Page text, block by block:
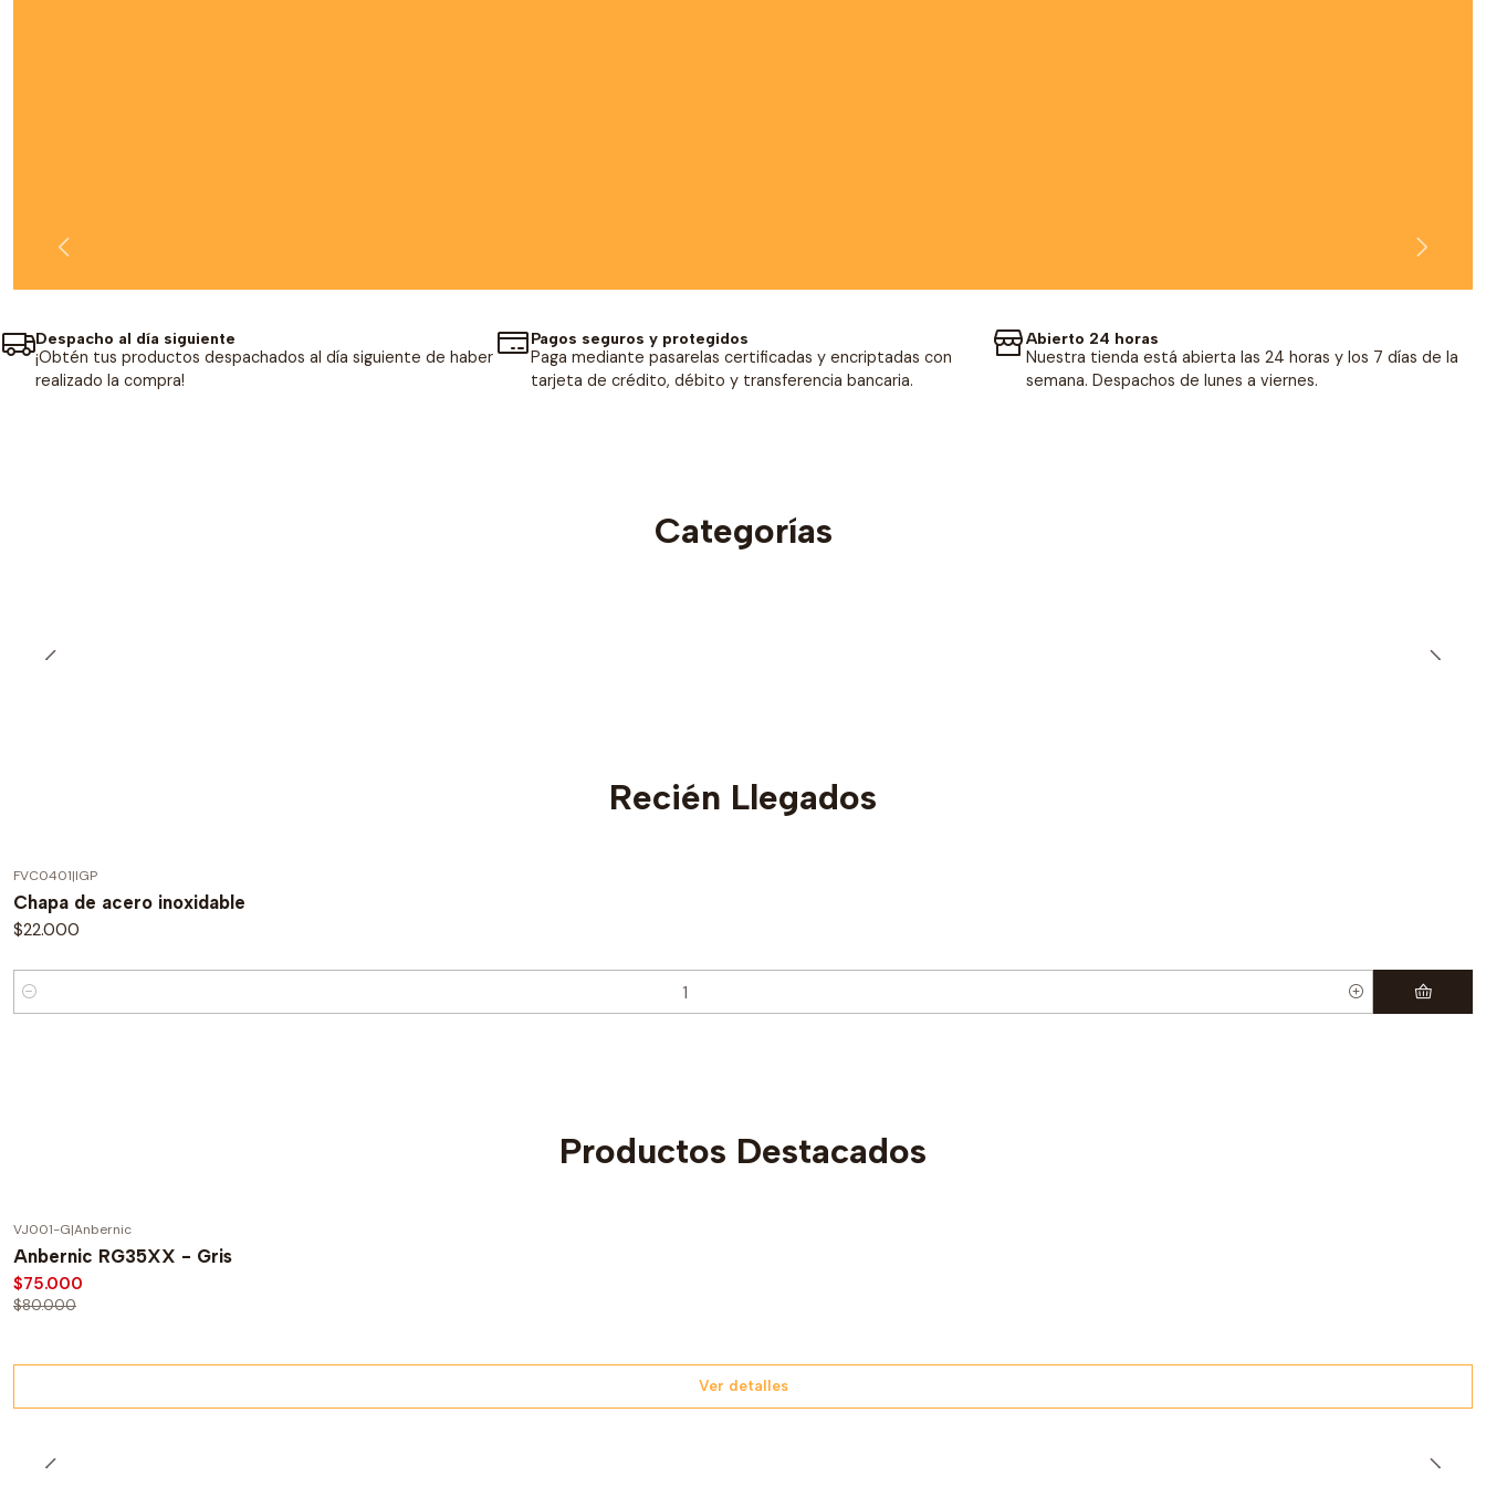
Despacho al día siguiente
¡Obtén tus productos despachados al día siguiente de haber
realizado la compra!
Pagos seguros y protegidos
Paga mediante pasarelas certificadas y encriptadas con
tarjeta de crédito, débito y transferencia bancaria.
Abierto 24 horas
Nuestra tienda está abierta las 24 horas y los 7 días de la
semana. Despachos de lunes a viernes.
Categorías
Recién Llegados
FVC0401|IGP
Chapa de acero inoxidable
$22.000
Cantidad
Productos Destacados
DSCTO.
Agotado
VJ001-G|Anbernic
Anbernic RG35XX - Gris
$75.000
$80.000
Ver detalles